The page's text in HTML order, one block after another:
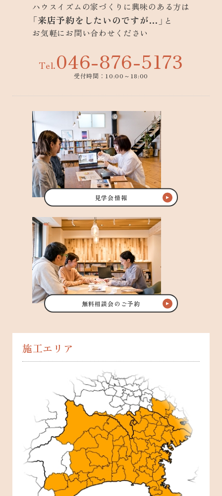
ハウスイズムの家づくりに興味のある方は
「来店予約をしたいのですが…」 と
お気軽にお問い合わせください
Tel.046-876-5173
受付時間：10:00～18:00
見学会情報
無料相談会のご予約
施工エリア